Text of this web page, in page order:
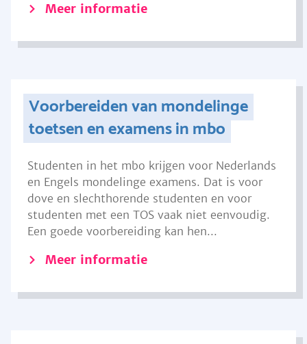
Meer informatie
Voorbereiden van mondelinge
toetsen en examens in mbo
Studenten in het mbo krijgen voor Nederlands
en Engels mondelinge examens. Dat is voor
dove en slechthorende studenten en voor
studenten met een TOS vaak niet eenvoudig.
Een goede voorbereiding kan hen...
Meer informatie